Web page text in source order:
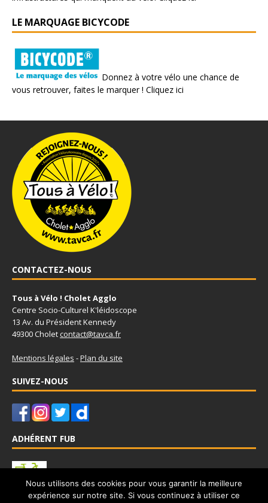
LE MARQUAGE BICYCODE
Donnez à votre vélo une chance de
vous retrouver, faites le marquer ! Cliquez ici
CONTACTEZ-NOUS
Tous à Vélo ! Cholet Agglo
Centre Socio-Culturel K'léidoscope
13 Av. du Président Kennedy
49300 Choletcontact@tavca.fr
Mentions légales -Plan du site
SUIVEZ-NOUS
ADHÉRENT FUB
Tous à Vélo - Cholet Agglo est adhérent à la Fédération Française
Nous utilisons des cookies pour vous garantir la meilleure
expérience sur notre site. Si vous continuez à utiliser ce